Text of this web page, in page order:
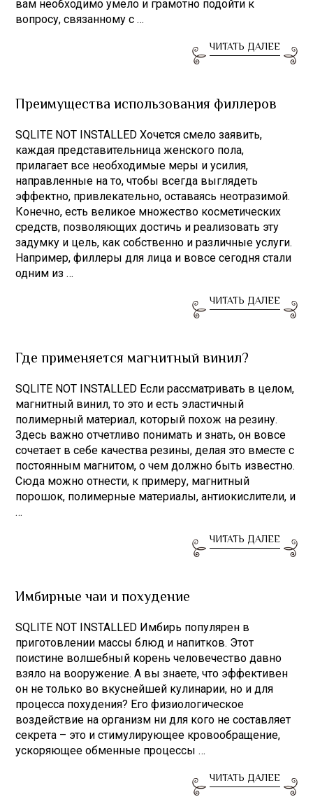
вам необходимо умело и грамотно подойти к
вопросу, связанному с …
ЧИТАТЬ ДАЛЕЕ
Преимущества использования филлеров
SQLITE NOT INSTALLED Хочется смело заявить,
каждая представительница женского пола,
прилагает все необходимые меры и усилия,
направленные на то, чтобы всегда выглядеть
эффектно, привлекательно, оставаясь неотразимой.
Конечно, есть великое множество косметических
средств, позволяющих достичь и реализовать эту
задумку и цель, как собственно и различные услуги.
Например, филлеры для лица и вовсе сегодня стали
одним из …
ЧИТАТЬ ДАЛЕЕ
Где применяется магнитный винил?
SQLITE NOT INSTALLED Если рассматривать в целом,
магнитный винил, то это и есть эластичный
полимерный материал, который похож на резину.
Здесь важно отчетливо понимать и знать, он вовсе
сочетает в себе качества резины, делая это вместе с
постоянным магнитом, о чем должно быть известно.
Сюда можно отнести, к примеру, магнитный
порошок, полимерные материалы, антиокислители, и
…
ЧИТАТЬ ДАЛЕЕ
Имбирные чаи и похудение
SQLITE NOT INSTALLED Имбирь популярен в
приготовлении массы блюд и напитков. Этот
поистине волшебный корень человечество давно
взяло на вооружение. А вы знаете, что эффективен
он не только во вкуснейшей кулинарии, но и для
процесса похудения? Его физиологическое
воздействие на организм ни для кого не составляет
секрета – это и стимулирующее кровообращение,
ускоряющее обменные процессы …
ЧИТАТЬ ДАЛЕЕ